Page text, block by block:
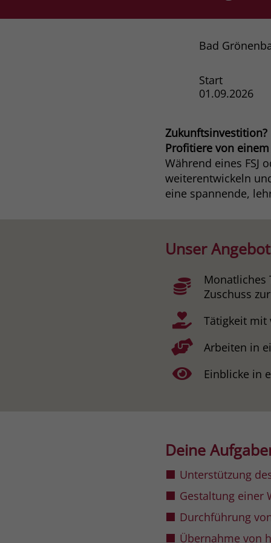
Bad
Start
01.09.2026
Zukunftsinvestition?
Profitiere von
Während eines FSJ
weiterentwickeln
eine spannende,
Unser
Monatliches
Zuschuss
Tätigkeit mit
Arbeiten in
Einblicke in
Deine
Unterstützung
Gestaltung einer
Durchführung
Übernahme von